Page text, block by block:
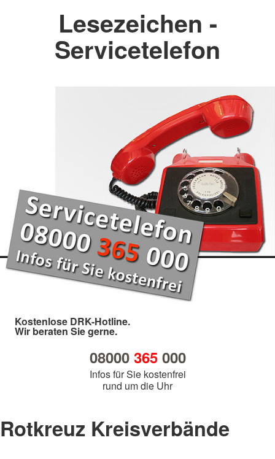
Lesezeichen -
Servicetelefon
Kostenlose DRK-Hotline.
Wir beraten Sie gerne.
08000 365000
Infos für Sie kostenfrei
rund um die Uhr
Rotkreuz Kreisverbände